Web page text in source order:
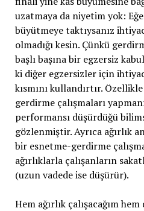
uzatmaya da niyetim yok:
büyütmeye taktıysanız
olmadığı kesin. Çünkü
başlı başına bir egzersiz
ki diğer egzersizler için
kısmını kullandırtır.
gerdirme çalışmaları
performansı düşürdüğü
gözlenmiştir. Ayrıca ağırlık
bir esnetme-gerdirme
ağırlıklarla çalışanların
(uzun vadede ise düşürür).
Hem ağırlık çalışacağım